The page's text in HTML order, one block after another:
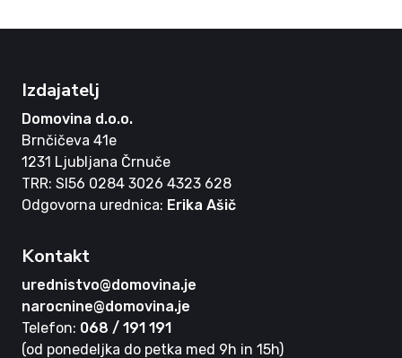
Izdajatelj
Domovina d.o.o.
Brnčičeva 41e
1231 Ljubljana Črnuče
TRR: SI56 0284 3026 4323 628
Odgovorna urednica: Erika Ašič
Kontakt
urednistvo@domovina.je
narocnine@domovina.je
Telefon: 068 / 191 191
(od ponedeljka do petka med 9h in 15h)